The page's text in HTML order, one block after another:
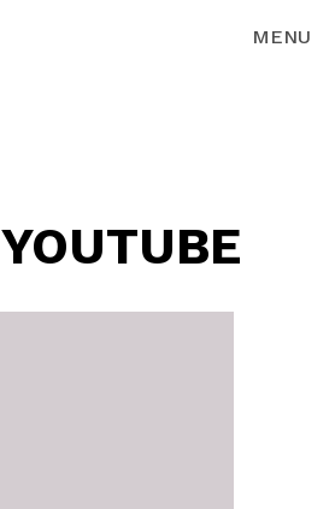
MENU
YOUTUBE